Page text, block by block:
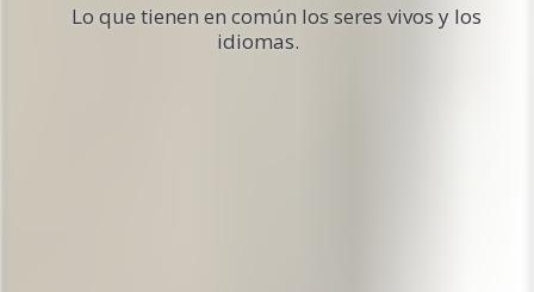
Lo que tienen en común los seres vivos y los
idiomas.